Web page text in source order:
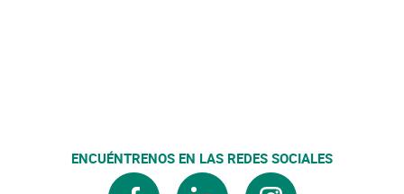
ENCUÉNTRENOS EN LAS REDES SOCIALES